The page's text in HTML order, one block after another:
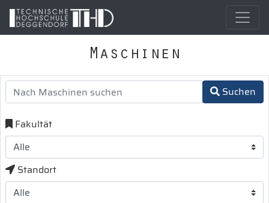
Maschinen
Suchen
Fakultät
Standort